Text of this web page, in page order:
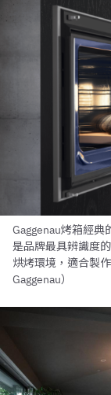
Gaggenau烤箱經典
是品牌最具辨識度
烘烤環境，適合製
Gaggenau）